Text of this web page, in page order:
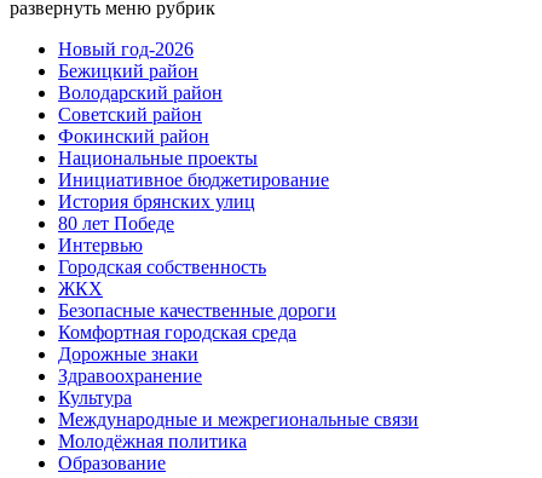
развернуть меню рубрик
Новый год-2026
Бежицкий район
Володарский район
Советский район
Фокинский район
Национальные проекты
Инициативное бюджетирование
История брянских улиц
80 лет Победе
Интервью
Городская собственность
ЖКХ
Безопасные качественные дороги
Комфортная городская среда
Дорожные знаки
Здравоохранение
Культура
Международные и межрегиональные связи
Молодёжная политика
Образование